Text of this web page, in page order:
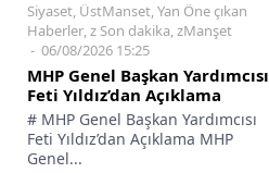
Siyaset, ÜstManset,Yan Öne çıkan
Haberler,z Son dakika,zManşet
06/08/2026 15:25
MHP Genel Başkan Yardımcısı
Feti Yıldız’dan Açıklama
# MHP Genel Başkan Yardımcısı
Feti Yıldız’dan Açıklama MHP
Genel...